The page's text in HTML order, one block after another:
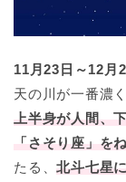
11月23日～12月
天の川が一番濃
上半身が人間、
「さそり座」を
たる、北斗七星